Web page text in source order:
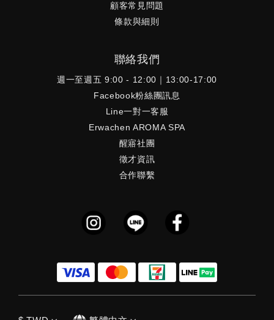
顧客常見問題
條款與細則
聯絡我們
週一至週五 9:00 - 12:00｜13:00-17:00
Facebook粉絲團訊息
Line一對一客服
Erwachen AROMA SPA
醒寤社團
徵才資訊
合作聯繫